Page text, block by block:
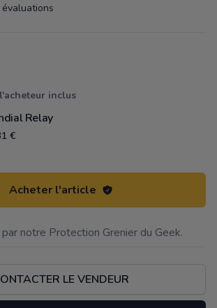
évaluations
inclus
Relay
€
Acheter l'article
notre Protection Grenier du Geek.
LE VENDEUR